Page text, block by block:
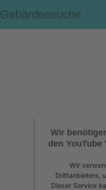
Gebärdensuche
Wir
den YouTube
Wir
Drittanbieters,
Dieser Service